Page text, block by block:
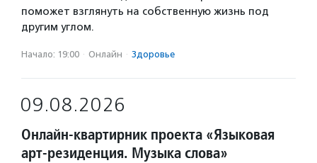
поможет взглянуть на собственную жизнь под
другим углом.
Начало: 19:00 · Онлайн · Здоровье
09.08.2026
Онлайн-квартирник проекта «Языковая
арт-резиденция. Музыка слова»